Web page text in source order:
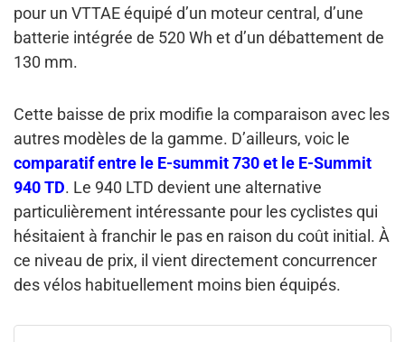
pour un VTTAE équipé d’un moteur central, d’une
batterie intégrée de 520 Wh et d’un débattement de
130 mm.
Cette baisse de prix modifie la comparaison avec les
autres modèles de la gamme. D’ailleurs, voic le
comparatif entre le E-summit 730 et le E-Summit
940 TD. Le 940 LTD devient une alternative
particulièrement intéressante pour les cyclistes qui
hésitaient à franchir le pas en raison du coût initial. À
ce niveau de prix, il vient directement concurrencer
des vélos habituellement moins bien équipés.